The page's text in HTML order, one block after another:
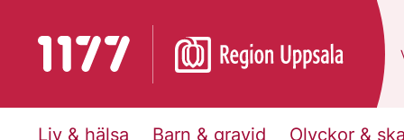
Till startsidan för 1177
Liv & hälsa Barn & gravid Olyckor &